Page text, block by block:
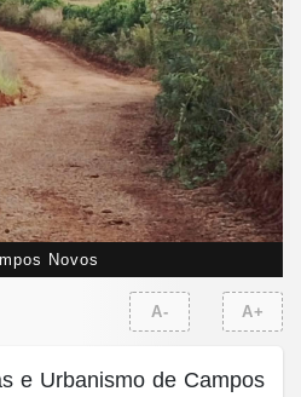
Novos
A- A+
e Urbanismo de Campos